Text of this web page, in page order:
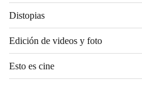
Distopias
Edición de videos y foto
Esto es cine